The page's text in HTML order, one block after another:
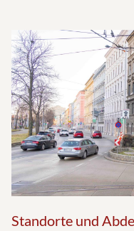
Standorte und